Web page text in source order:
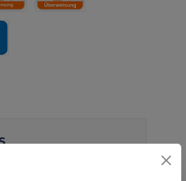
Rechnung
€ 119,- Bestellwert (nur